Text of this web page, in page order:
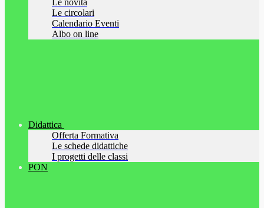
Le novità
Le circolari
Calendario Eventi
Albo on line
Didattica
Offerta Formativa
Le schede didattiche
I progetti delle classi
PON